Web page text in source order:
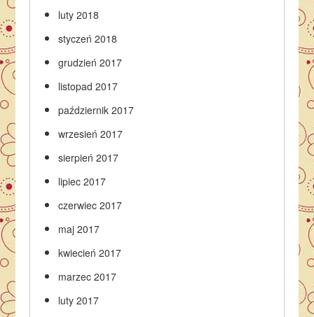
luty 2018
styczeń 2018
grudzień 2017
listopad 2017
październik 2017
wrzesień 2017
sierpień 2017
lipiec 2017
czerwiec 2017
maj 2017
kwiecień 2017
marzec 2017
luty 2017